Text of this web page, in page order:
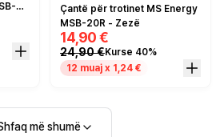
A
Çantë për trotinet MS Energy
MSB-20R - Zezë
14,90 €
24,90 €Kurse 40%
12 muaj x 1,24 €
më shumë